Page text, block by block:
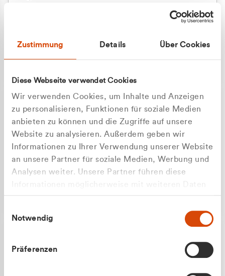
Zustimmung Details Über Cookies
Diese Webseite verwendet Cookies
Wir verwenden Cookies, um Inhalte und Anzeigen
zu personalisieren, Funktionen für soziale Medien
anbieten zu können und die Zugriffe auf unsere
Website zu analysieren. Außerdem geben wir
Informationen zu Ihrer Verwendung unserer Website
an unsere Partner für soziale Medien, Werbung und
Analysen weiter. Unsere Partner führen diese
gesammelt haben.
Notwendig
Präferenzen
+49 177 8376058
Apilash Balanesan